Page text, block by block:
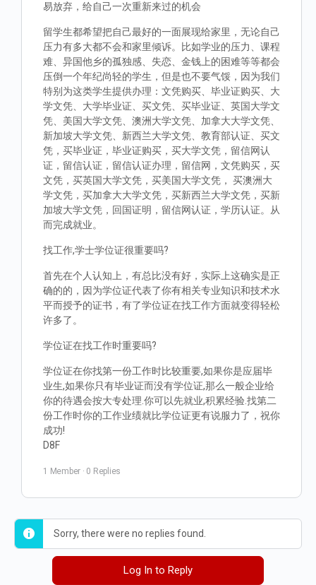
易放弃，给自己一次重新来过的机会
留学生都希望把自己最好的一面展现给家里，无论自己
压力有多大都不会和家里倾诉。比如学业的压力、课程
难、异国他乡的孤独感、失恋、金钱上的困难等等都会
压倒一个年纪尚轻的学生，但是也不要气馁，因为我们
特别为这类学生提供办理：文凭购买、毕业证购买、大
学文凭、大学毕业证、买文凭、买毕业证、英国大学文
凭、美国大学文凭、澳洲大学文凭、加拿大大学文凭、
新加坡大学文凭、新西兰大学文凭、教育部认证、买文
凭，买毕业证，毕业证购买，买大学文凭，留信网认
证，留信认证，留信认证办理，留信网，文凭购买，买
文凭，买英国大学文凭，买美国大学文凭， 买澳洲大
学文凭，买加拿大大学文凭，买新西兰大学文凭，买新
加坡大学文凭，回国证明，留信网认证，学历认证。从
而完成就业。
找工作,学士学位证很重要吗?
首先在个人认知上，有总比没有好，实际上这确实是正
确的的，因为学位证代表了你有相关专业知识和技术水
平而授予的证书，有了学位证在找工作方面就变得轻松
许多了。
学位证在找工作时重要吗?
学位证在你找第一份工作时比较重要,如果你是应届毕
业生,如果你只有毕业证而没有学位证,那么一般企业给
你的待遇会按大专处理.你可以先就业,积累经验.找第二
份工作时你的工作业绩就比学位证更有说服力了，祝你
成功!
D8F
1 Member · 0 Replies
Sorry, there were no replies found.
Log In to Reply